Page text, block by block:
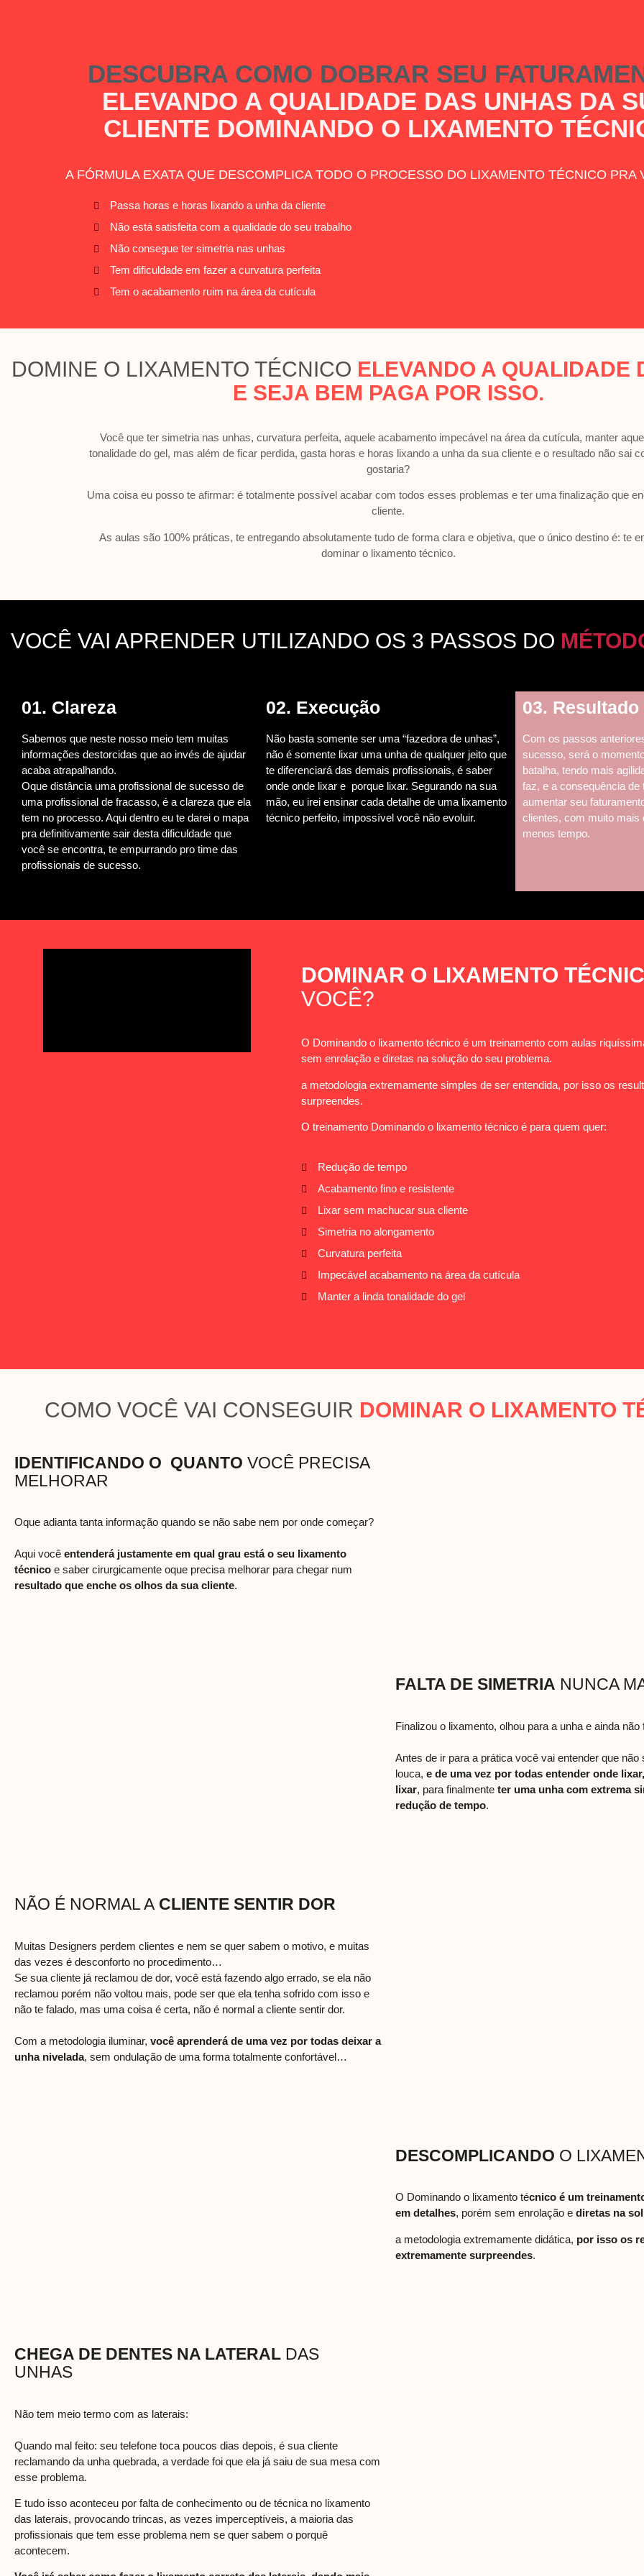
DESCUBRA COMO DOBRAR SEU
ELEVANDO A QUALIDADE DAS UNHAS DA
CLIENTE DOMINANDO O LIXAMENTO
A FÓRMULA EXATA QUE DESCOMPLICA TODO O PROCESSO DO LIXAMENTO TÉCNICO PRA
Passa horas e horas lixando a unha da cliente
Não está satisfeita com a qualidade do seu trabalho
Não consegue ter simetria nas unhas
Tem dificuldade em fazer a curvatura perfeita
Tem o acabamento ruim na área da cutícula
DOMINE O LIXAMENTO TÉCNICO ELEVANDO A QUALIDADE
E SEJA BEM PAGA POR ISSO.
Você que ter simetria nas unhas, curvatura perfeita, aquele acabamento impecável na área da cutícula, manter
tonalidade do gel, mas além de ficar perdida, gasta horas e horas lixando a unha da sua cliente e o resultado não sai
gostaria?
Uma coisa eu posso te afirmar: é totalmente possível acabar com todos esses problemas e ter uma finalização que
cliente.
As aulas são 100% práticas, te entregando absolutamente tudo de forma clara e objetiva, que o único destino é: te
dominar o lixamento técnico.
VOCÊ VAI APRENDER UTILIZANDO OS 3 PASSOS DO
01. Clareza
Sabemos que neste nosso meio tem muitas
informações destorcidas que ao invés de ajudar
acaba atrapalhando.
Oque distância uma profissional de sucesso de
uma profissional de fracasso, é a clareza que ela
tem no processo. Aqui dentro eu te darei o mapa
pra definitivamente sair desta dificuldade que
você se encontra, te empurrando pro time das
profissionais de sucesso.
02. Execução
Não basta somente ser uma “fazedora de unhas”,
não é somente lixar uma unha de qualquer jeito que
te diferenciará das demais profissionais, é saber
onde onde lixar e porque lixar. Segurando na sua
mão, eu irei ensinar cada detalhe de uma lixamento
técnico perfeito, impossível você não evoluir.
03. Resultado
Com os passos
sucesso, será o
batalha, tendo mais
faz, e a consequência de
aumentar seu
clientes, com muito mais
menos tempo.
DOMINAR O LIXAMENTO
VOCÊ?
O Dominando o lixamento técnico é um treinamento com aulas
sem enrolação e diretas na solução do seu problema.
a metodologia extremamente simples de ser entendida, por isso os
surpreendes.
O treinamento Dominando o lixamento técnico é para quem quer:
Redução de tempo
Acabamento fino e resistente
Lixar sem machucar sua cliente
Simetria no alongamento
Curvatura perfeita
Impecável acabamento na área da cutícula
Manter a linda tonalidade do gel
COMO VOCÊ VAI CONSEGUIR DOMINAR O LIXAMENTO
IDENTIFICANDO O QUANTO VOCÊ PRECISA
MELHORAR
Oque adianta tanta informação quando se não sabe nem por onde começar?
Aqui você entenderá justamente em qual grau está o seu lixamento
técnico e saber cirurgicamente oque precisa melhorar para chegar num
resultado que enche os olhos da sua cliente.
FALTA DE SIMETRIA NUNCA
Finalizou o lixamento, olhou para a unha e ainda
Antes de ir para a prática você vai entender que não
louca, e de uma vez por todas entender onde
lixar, para finalmente ter uma unha com extrema
redução de tempo.
NÃO É NORMAL ACLIENTE SENTIR DOR
Muitas Designers perdem clientes e nem se quer sabem o motivo, e muitas
das vezes é desconforto no procedimento…
Se sua cliente já reclamou de dor, você está fazendo algo errado, se ela não
reclamou porém não voltou mais, pode ser que ela tenha sofrido com isso e
não te falado, mas uma coisa é certa, não é normal a cliente sentir dor.
Com a metodologia iluminar, você aprenderá de uma vez por todas deixar a
unha nivelada, sem ondulação de uma forma totalmente confortável…
DESCOMPLICANDO O
O Dominando o lixamento técnico é um
em detalhes, porém sem enrolação e diretas na
a metodologia extremamente didática, por isso os
extremamente surpreendes.
CHEGA DE DENTES NA LATERAL DAS
UNHAS
Não tem meio termo com as laterais:
Quando mal feito: seu telefone toca poucos dias depois, é sua cliente
reclamando da unha quebrada, a verdade foi que ela já saiu de sua mesa com
esse problema.
E tudo isso aconteceu por falta de conhecimento ou de técnica no lixamento
das laterais, provocando trincas, as vezes imperceptíveis, a maioria das
profissionais que tem esse problema nem se quer sabem o porquê
acontecem.